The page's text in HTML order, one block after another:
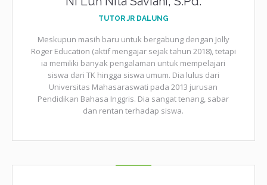
TUTOR JR DALUNG
Meskupun masih baru untuk bergabung dengan Jolly
Roger Education (aktif mengajar sejak tahun 2018), tetapi
ia memiliki banyak pengalaman untuk mempelajari
siswa dari TK hingga siswa umum. Dia lulus dari
Universitas Mahasaraswati pada 2013 jurusan
Pendidikan Bahasa Inggris. Dia sangat tenang, sabar
dan rentan terhadap siswa.